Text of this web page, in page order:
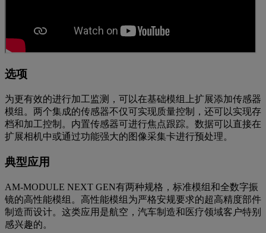
选项
为更有效的进行加工监测，可以在基础模组上扩展添加传感器
模组。两个集成的传感器不仅可实现质量控制，还可以实现存
档和加工控制。内置传感器可进行焦点跟踪。数据可以直接在
扩展相机中或通过功能强大的图像采集卡进行预处理。
典型应用
AM-MODULE NEXT GEN有两种规格，标准模组和全数字振
镜的高性能模组。高性能模组为严格安规要求的超高精度部件
制造而设计。这类应用是航空，汽车制造和医疗领域客户特别
感兴趣的。